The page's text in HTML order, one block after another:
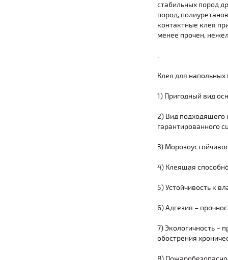
стабильных пород
пород,
контактные клея
менее прочен,
.
Клея для
1) Пригодный вид
2) Вид подходящего
гарантированного
3)
4) Клеящая
5) Устойчивость к
6) Адгезия –
7) Экологичность –
обострения